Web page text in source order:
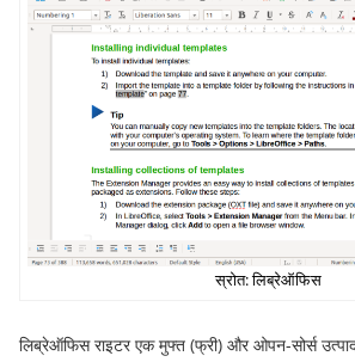
स्रोत: लिब्रेऑफिस
लिब्रेऑफिस राइटर एक मुफ्त (फ्री) और ओपन-सोर्स उत्पाद